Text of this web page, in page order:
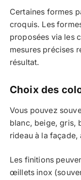
Certaines formes
croquis. Les
proposées via les
mesures précises
résultat.
Choix des
Vous pouvez
blanc, beige, gris,
rideau à la façade,
Les finitions
œillets inox